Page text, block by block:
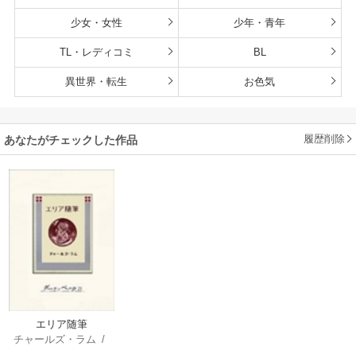
少女・女性 少年・青年
TL・レディコミ BL
異世界・転生 お色気
あなたがチェックした作品 履歴削除
エリア随筆
チャールズ・ラム /